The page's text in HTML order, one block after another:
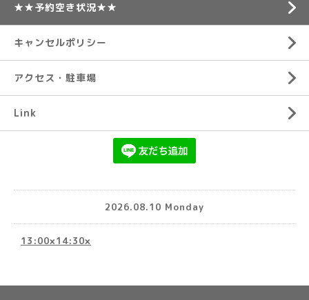
★★予約空き状況★★
キャンセルポリシー
アクセス・駐車場
Link
2026.08.10 Monday
13:00×14:30×